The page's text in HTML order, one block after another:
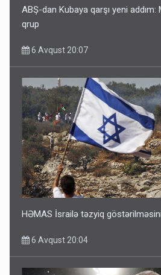
ABŞ-dan Kubaya qarşı yeni
qrup
6 Avqust 20:07
HƏMAS İsrailə təzyiq
6 Avqust 20:04